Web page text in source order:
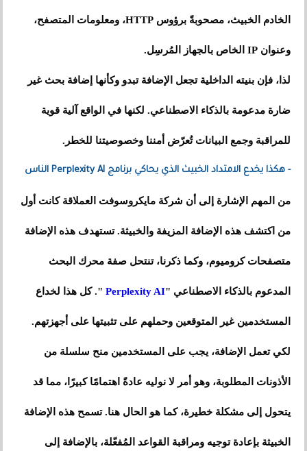
الخادم الخبيث، مصحوبةً برؤوس HTTP، ومعلومات المتصفح،
وعنوان IP الخاص بالجهاز المُرسِل.
لذا، فإن بنيته الداخلية تجعل الإضافة تبدو وكأنها إضافة بحث غير
ضارة مدعومة بالذكاء الاصطناعي. لكنها في الواقع آلية قوية
للمراقبة وجمع البيانات تُعرّض أمننا وخصوصيتنا للخطر.
- هكذا يخدع الامتداد الخبيث الذي يحاكي برنامج Perplexity AI الناس
من المهم الإشارة إلى أن شركة مايكروسوفت العملاقة كانت أول
من اكتشف هذه الإضافة المزيفة والخبيثة. تستهدف هذه الإضافة
متصفحات كروميوم، وكما ذكرنا، تنتحل صفة محرك البحث
المدعوم بالذكاء الاصطناعي "Perplexity AI ". كل هذا لخداع
المستخدمين غير المتوقعين وحملهم على تثبيتها على أجهزتهم.
لكي تعمل الإضافة، يجب على المستخدمين منح سلسلة من
الأذونات المطلوبة، وهو أمر لا نوليه عادةً اهتمامًا كبيرًا، مما قد
يتحول إلى مشكلة خطيرة، كما هو الحال هنا. تسمح هذه الإضافة
الخبيثة بإعادة توجيه ومراقبة القواعد المُفعّلة، بالإضافة إلى